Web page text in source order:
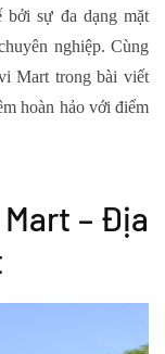
bởi sự đa dạng mặt
nghiệp. Cùng
Mart trong bài viết
hoàn hảo với điểm
– Địa